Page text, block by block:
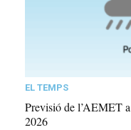
EL TEMPS
Previsió de l’AEMET
2026